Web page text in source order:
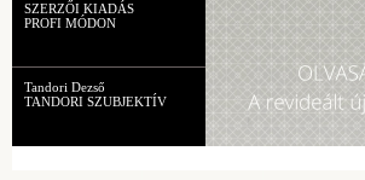
SZERZŐI KIADÁS
PROFI MÓDON
Tandori Dezső
TANDORI SZUBJEKTÍV